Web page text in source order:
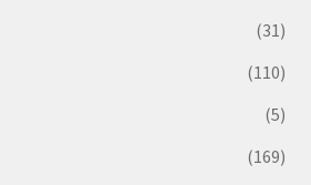
(31)
(110)
(5)
(169)